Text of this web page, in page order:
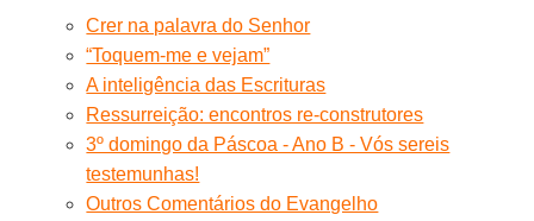
Crer na palavra do Senhor
“Toquem-me e vejam”
A inteligência das Escrituras
Ressurreição: encontros re-construtores
3º domingo da Páscoa - Ano B - Vós sereis
testemunhas!
Outros Comentários do Evangelho